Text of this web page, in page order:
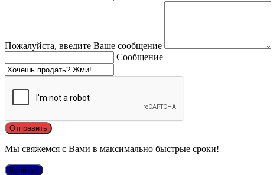
Пожалуйста, введите Ваше сообщение
Сообщение
Мы свяжемся с Вами в максимально быстрые сроки!
Купить?